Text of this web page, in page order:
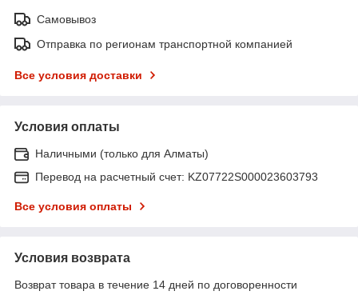
Самовывоз
Отправка по регионам транспортной компанией
Все условия доставки
Условия оплаты
Наличными (только для Алматы)
Перевод на расчетный счет: KZ07722S000023603793
Все условия оплаты
Условия возврата
Возврат товара в течение 14 дней по договоренности